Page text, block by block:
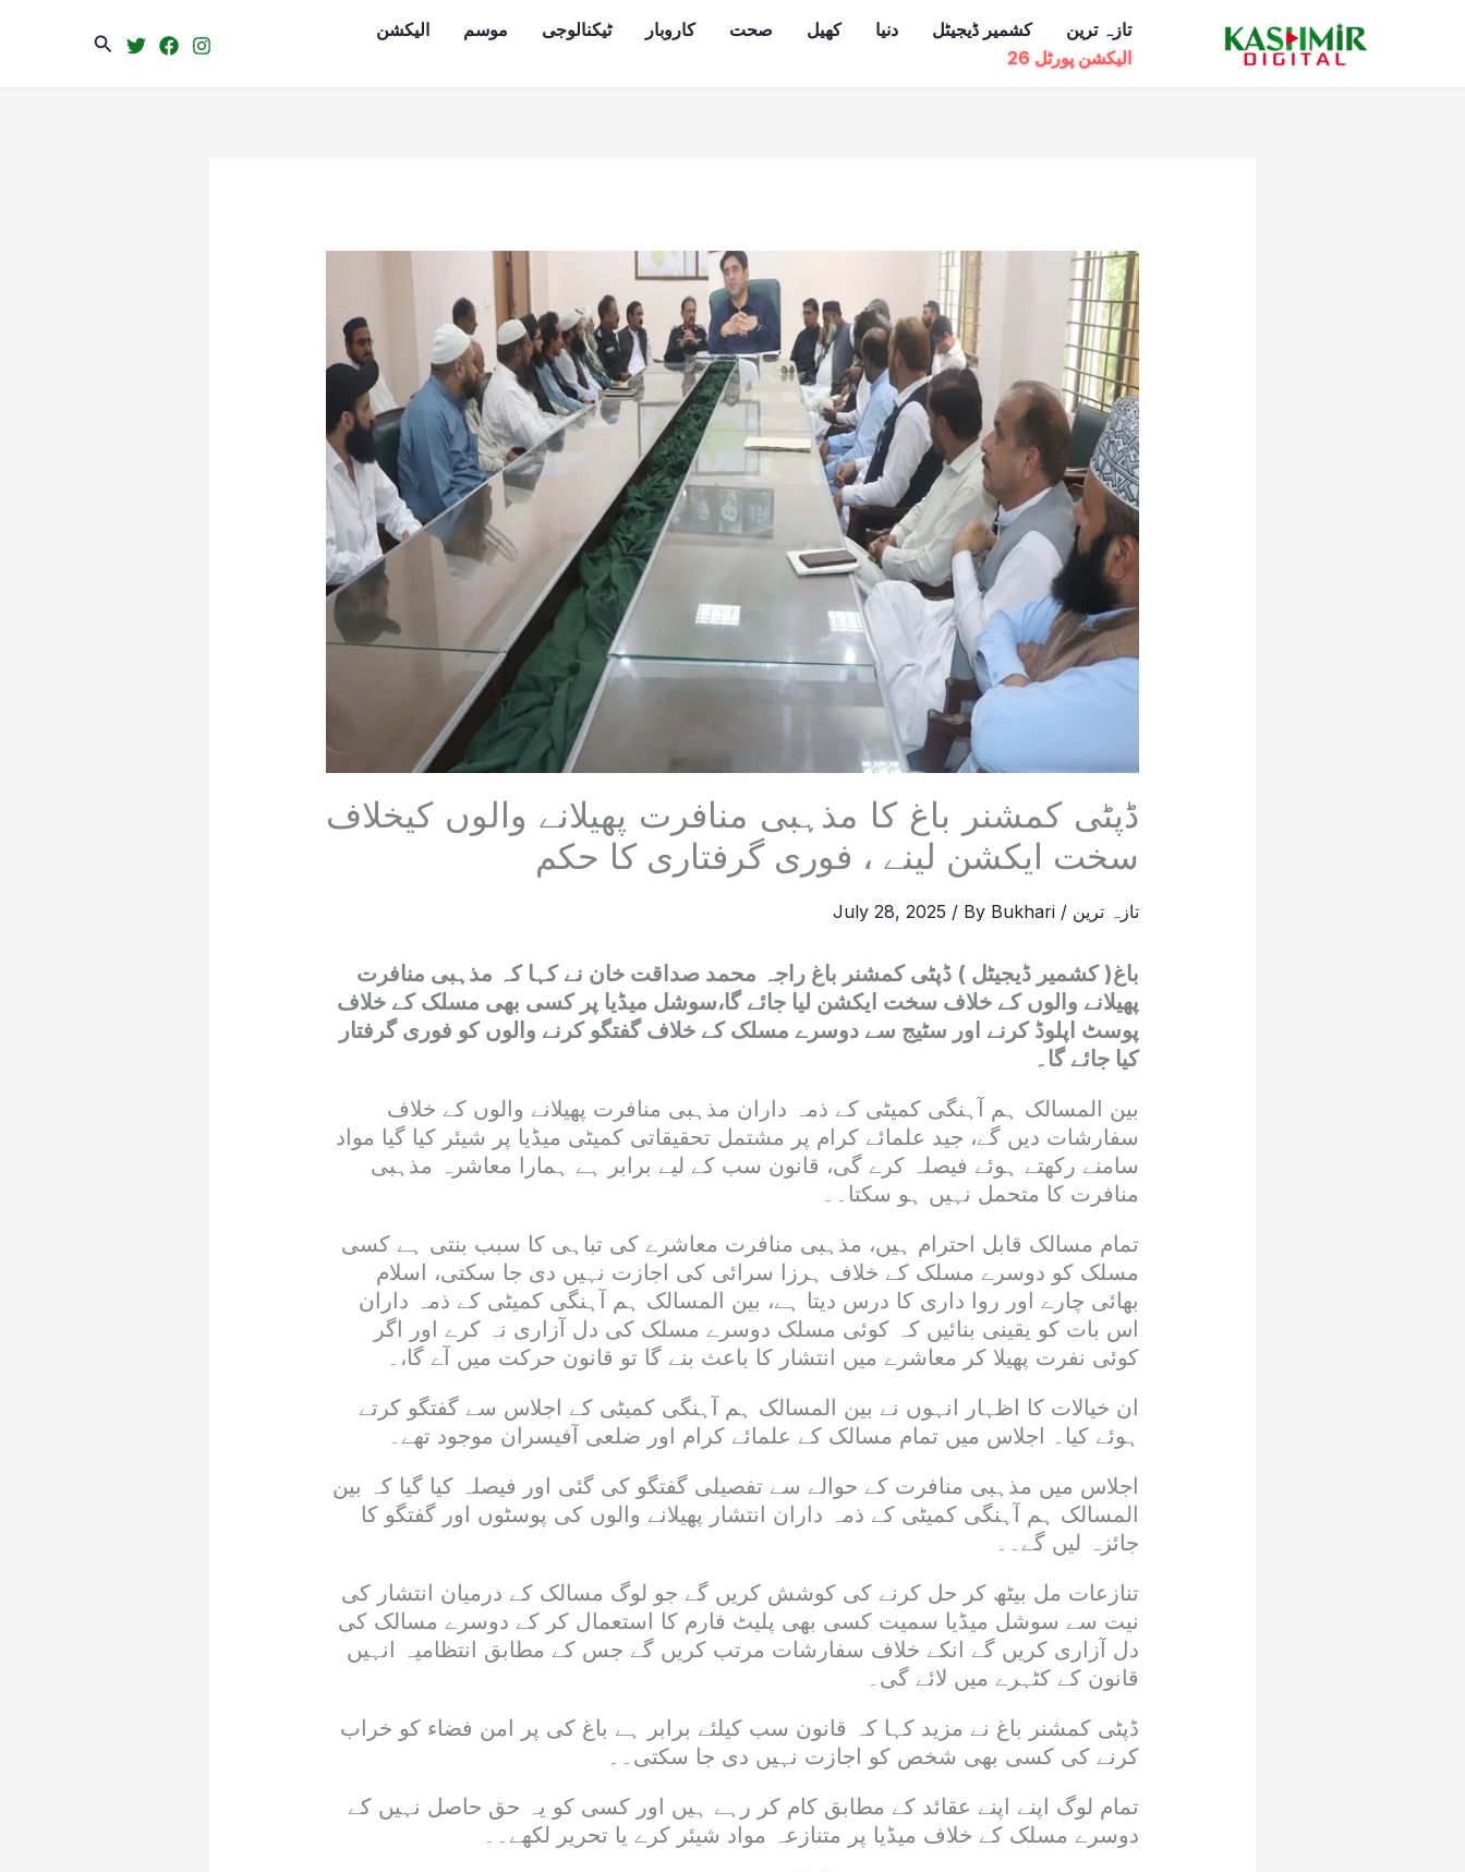
تازہ ترین کشمیر ڈیجیٹل دنیا کھیل صحت کاروبار ٹیکنالوجی موسم
الیکشن
الیکشن پورٹل 26
Search
ڈپٹی کمشنر باغ کا مذہبی منافرت پھیلانے والوں کیخلاف
سخت ایکشن لینے ، فوری گرفتاری کا حکم
تازہ ترین /
July 28, 2025 / By Bukhari
باغ( کشمیر ڈیجیٹل ) ڈپٹی کمشنر باغ راجہ محمد صداقت خان نے کہا کہ مذہبی منافرت
پھیلانے والوں کے خلاف سخت ایکشن لیا جائے گا،سوشل میڈیا پر کسی بھی مسلک کے خلاف
پوسٹ اپلوڈ کرنے اور سٹیج سے دوسرے مسلک کے خلاف گفتگو کرنے والوں کو فوری گرفتار
کیا جائے گا۔
بین المسالک ہم آہنگی کمیٹی کے ذمہ داران مذہبی منافرت پھیلانے والوں کے خلاف
سفارشات دیں گے، جید علمائے کرام پر مشتمل تحقیقاتی کمیٹی میڈیا پر شیئر کیا گیا مواد
سامنے رکھتے ہوئے فیصلہ کرے گی، قانون سب کے لیے برابر ہے ہمارا معاشرہ مذہبی
منافرت کا متحمل نہیں ہو سکتا۔۔
تمام مسالک قابل احترام ہیں، مذہبی منافرت معاشرے کی تباہی کا سبب بنتی ہے کسی
مسلک کو دوسرے مسلک کے خلاف ہرزا سرائی کی اجازت نہیں دی جا سکتی، اسلام
بھائی چارے اور روا داری کا درس دیتا ہے، بین المسالک ہم آہنگی کمیٹی کے ذمہ داران
اس بات کو یقینی بنائیں کہ کوئی مسلک دوسرے مسلک کی دل آزاری نہ کرے اور اگر
کوئی نفرت پھیلا کر معاشرے میں انتشار کا باعث بنے گا تو قانون حرکت میں آے گا،۔
ان خیالات کا اظہار انہوں نے بین المسالک ہم آہنگی کمیٹی کے اجلاس سے گفتگو کرتے
ہوئے کیا۔ اجلاس میں تمام مسالک کے علمائے کرام اور ضلعی آفیسران موجود تھے۔
اجلاس میں مذہبی منافرت کے حوالے سے تفصیلی گفتگو کی گئی اور فیصلہ کیا گیا کہ بین
المسالک ہم آہنگی کمیٹی کے ذمہ داران انتشار پھیلانے والوں کی پوسٹوں اور گفتگو کا
جائزہ لیں گے۔۔
تنازعات مل بیٹھ کر حل کرنے کی کوشش کریں گے جو لوگ مسالک کے درمیان انتشار کی
نیت سے سوشل میڈیا سمیت کسی بھی پلیٹ فارم کا استعمال کر کے دوسرے مسالک کی
دل آزاری کریں گے انکے خلاف سفارشات مرتب کریں گے جس کے مطابق انتظامیہ انہیں
قانون کے کٹہرے میں لائے گی۔
ڈپٹی کمشنر باغ نے مزید کہا کہ قانون سب کیلئے برابر ہے باغ کی پر امن فضاء کو خراب
کرنے کی کسی بھی شخص کو اجازت نہیں دی جا سکتی۔۔
تمام لوگ اپنے اپنے عقائد کے مطابق کام کر رہے ہیں اور کسی کو یہ حق حاصل نہیں کے
دوسرے مسلک کے خلاف میڈیا پر متنازعہ مواد شیئر کرے یا تحریر لکھے۔۔